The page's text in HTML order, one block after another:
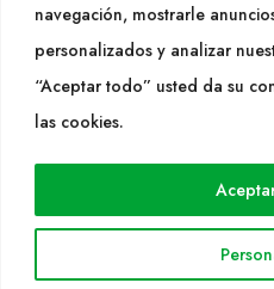
navegación, mostrarle
personalizados y analizar
“Aceptar todo” usted da su
las cookies.
SÍGUENOS
WEB
Cultidelta
Solicitud Catálogo